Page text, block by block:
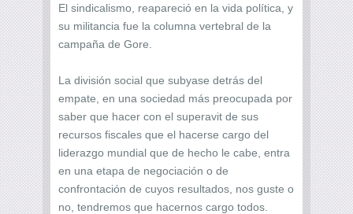
El sindicalismo, reapareció en la vida política, y
su militancia fue la columna vertebral de la
campaña de Gore.
La división social que subyase detrás del
empate, en una sociedad más preocupada por
saber que hacer con el superavit de sus
recursos fiscales que el hacerse cargo del
liderazgo mundial que de hecho le cabe, entra
en una etapa de negociación o de
confrontación de cuyos resultados, nos guste o
no, tendremos que hacernos cargo todos.